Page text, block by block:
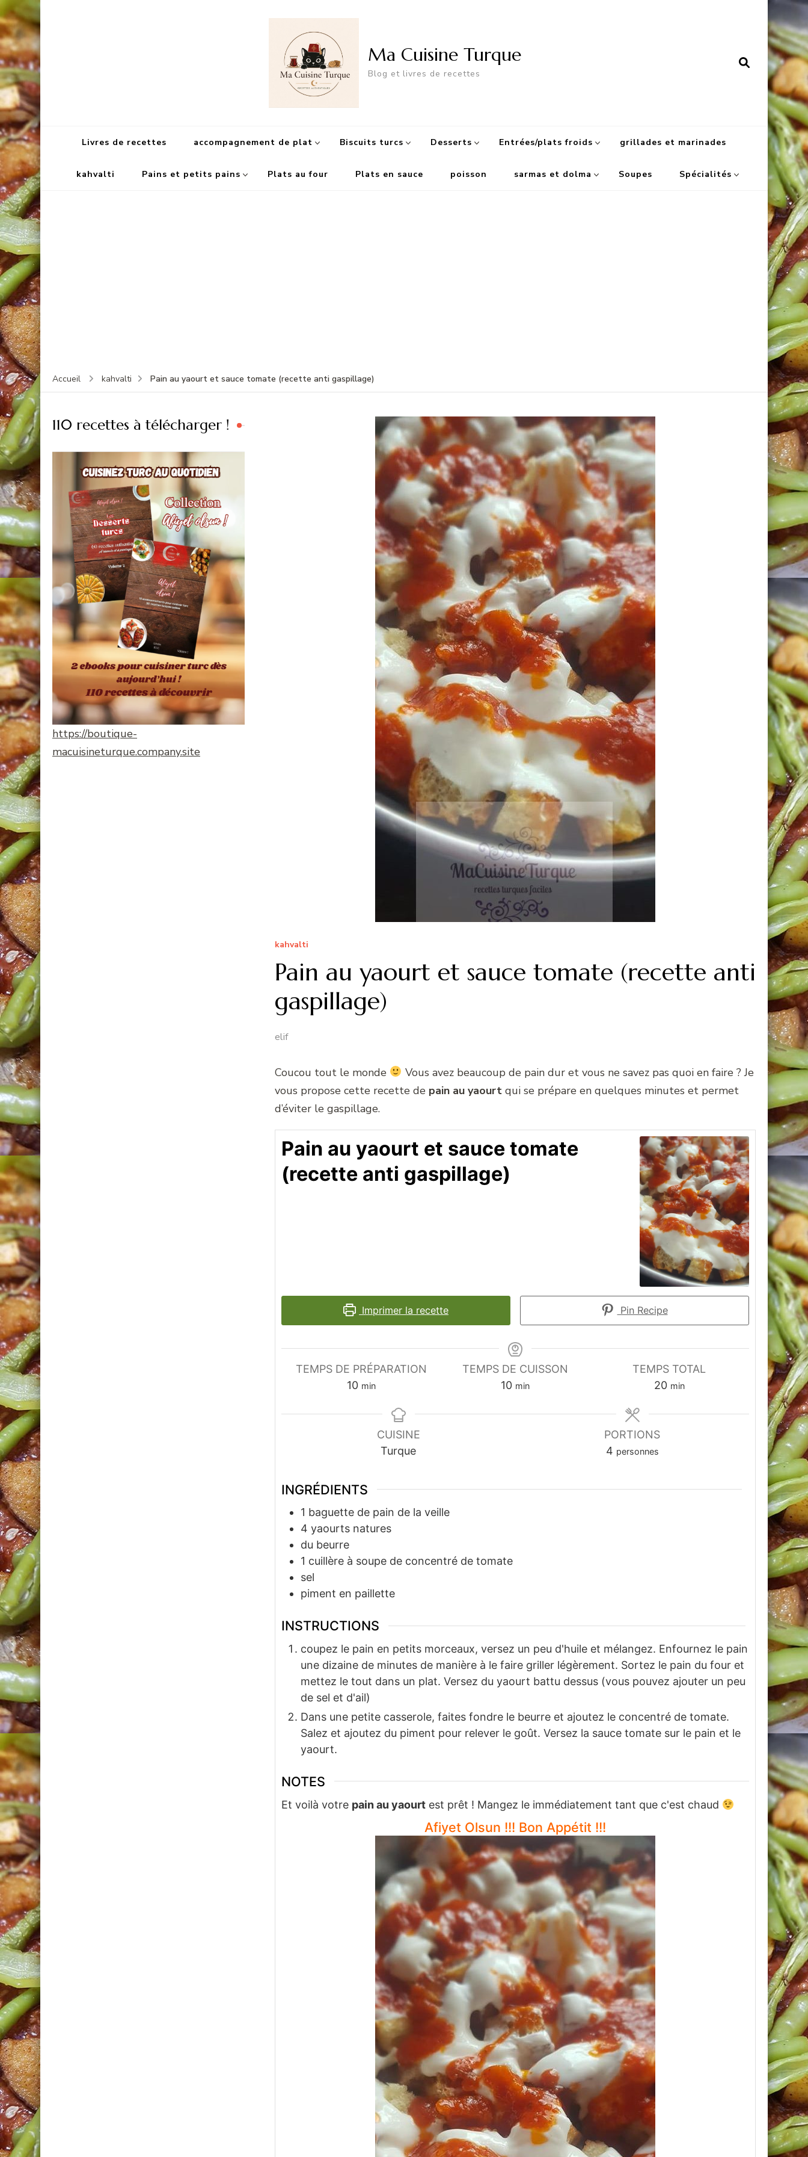
Ma Cuisine Turque
Blog et livres de recettes
Livres de recettes accompagnement de plat Biscuits turcs Desserts Entrées/plats froids grillades et marinades
kahvalti Pains et petits pains Plats au four Plats en sauce poisson sarmas et dolma Soupes Spécialités
Accueil kahvalti Pain au yaourt et sauce tomate (recette anti gaspillage)
kahvalti
Pain au yaourt et sauce tomate (recette anti
gaspillage)
elif
Coucou tout le monde
Vous avez beaucoup de pain dur et vous ne savez pas quoi en faire ? Je
vous propose cette recette de pain au yaourt qui se prépare en quelques minutes et permet
d’éviter le gaspillage.
Pain au yaourt et sauce tomate
(recette anti gaspillage)
Imprimer la recette Pin Recipe
TEMPS DE PRÉPARATION
10minutes
min
TEMPS DE CUISSON
10minutes
min
TEMPS TOTAL
20minutes
min
CUISINE
Turque
PORTIONS
4 personnes
INGRÉDIENTS
1 baguette de pain de la veille
4 yaourts natures
du beurre
1 cuillère à soupe de concentré de tomate
sel
piment en paillette
INSTRUCTIONS
coupez le pain en petits morceaux, versez un peu d'huile et mélangez. Enfournez le pain
une dizaine de minutes de manière à le faire griller légèrement. Sortez le pain du four et
mettez le tout dans un plat. Versez du yaourt battu dessus (vous pouvez ajouter un peu
de sel et d'ail)
Dans une petite casserole, faites fondre le beurre et ajoutez le concentré de tomate.
Salez et ajoutez du piment pour relever le goût. Versez la sauce tomate sur le pain et le
yaourt.
NOTES
Et voilà votre pain au yaourt est prêt ! Mangez le immédiatement tant que c'est chaud
Afiyet Olsun !!! Bon Appétit !!!
110 recettes à télécharger !
https://boutique-
macuisineturque.company.site